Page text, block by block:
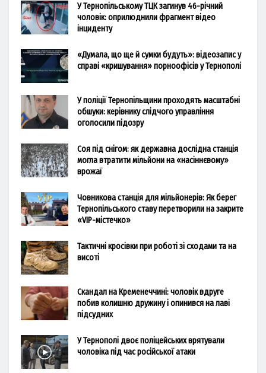
У Тернопільському ТЦК загинув 46-річний
чоловік: оприлюднили фрагмент відео
інциденту
«Думала, що ще й сумки будуть»: відеозапис у
справі «кришування» порноофісів у Тернополі
У поліції Тернопільщини проходять масштабні
обшуки: керівнику слідчого управління
оголосили підозру
Соя під снігом: як державна дослідна станція
могла втратити мільйони на «насіннєвому»
врожаї
Човникова станція для мільйонерів: Як берег
Тернопільського ставу перетворили на закрите
«VIP-містечко»
Тактичні кросівки при роботі зі сходами та на
висоті
Скандал на Кременеччині: чоловік вдруге
побив колишню дружину і опинився на лаві
підсудних
У Тернополі двоє поліцейських врятували
чоловіка під час російської атаки